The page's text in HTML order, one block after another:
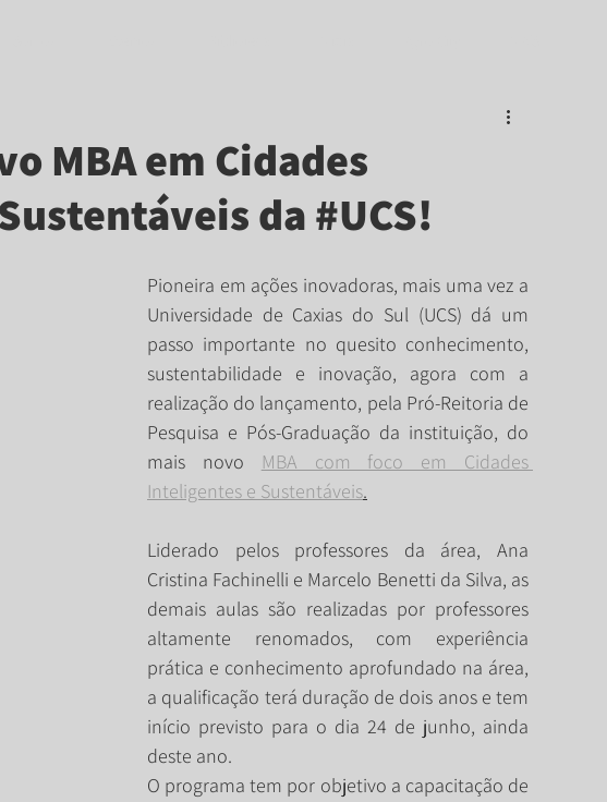
MBA em Cidades
da #UCS!
Pioneira em ações inovadoras, mais uma vez a
Universidade de Caxias do Sul (UCS) dá um
passo importante no quesito conhecimento,
sustentabilidade e inovação, agora com a
realização do lançamento, pela Pró-Reitoria de
Pesquisa e Pós-Graduação da instituição, do
mais novo
MBA com foco em Cidades
Inteligentes e Sustentáveis.
Liderado pelos professores da área, Ana
Cristina Fachinelli e Marcelo Benetti da Silva, as
demais aulas são realizadas por professores
altamente renomados, com experiência
prática e conhecimento aprofundado na área,
a qualificação terá duração de dois anos e tem
início previsto para o dia 24 de junho, ainda
deste ano.
O programa tem por objetivo a capacitação de